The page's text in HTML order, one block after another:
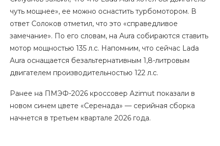
чуть мощнее», ее можно оснастить турбомотором. В
ответ Солоков отметил, что это «справедливое
замечание». По его словам, на Aura собираются ставить
мотор мощностью 135 л.с. Напомним, что сейчас Lada
Aura оснащается безальтернативным 1,8-литровым
двигателем производительностью 122 л.с.
Ранее на ПМЭФ-2026 кроссовер Azimut показали в
новом синем цвете «Серенада» — серийная сборка
начнется в третьем квартале 2026 года.